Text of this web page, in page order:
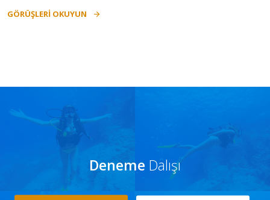
GÖRÜŞLERİ OKUYUN
Deneme Dalışı